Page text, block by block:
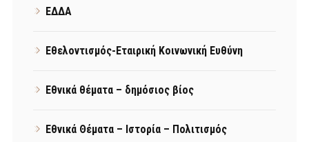
ΕΔΔΑ
Εθελοντισμός-Εταιρική Κοινωνική Ευθύνη
Εθνικά θέματα – δημόσιος βίος
Εθνικά Θέματα – Ιστορία – Πολιτισμός